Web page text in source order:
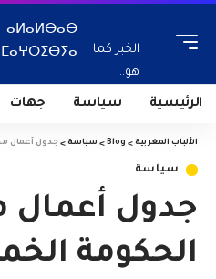
الخبر كما
هو...
ⴰⵍⴰⵍⴱⴰⴱ
الرئيسية سياسة جهات
الألباب المغربية >
Blog
> سياسة > جدول أعمال
سياسة
جدول
الحكومة